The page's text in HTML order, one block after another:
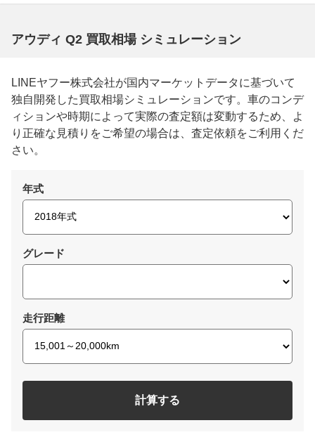
アウディ Q2 買取相場 シミュレーション
LINEヤフー株式会社が国内マーケットデータに基づいて
独自開発した買取相場シミュレーションです。車のコンデ
ィションや時期によって実際の査定額は変動するため、よ
り正確な見積りをご希望の場合は、査定依頼をご利用くだ
さい。
年式
グレード
走行距離
計算する